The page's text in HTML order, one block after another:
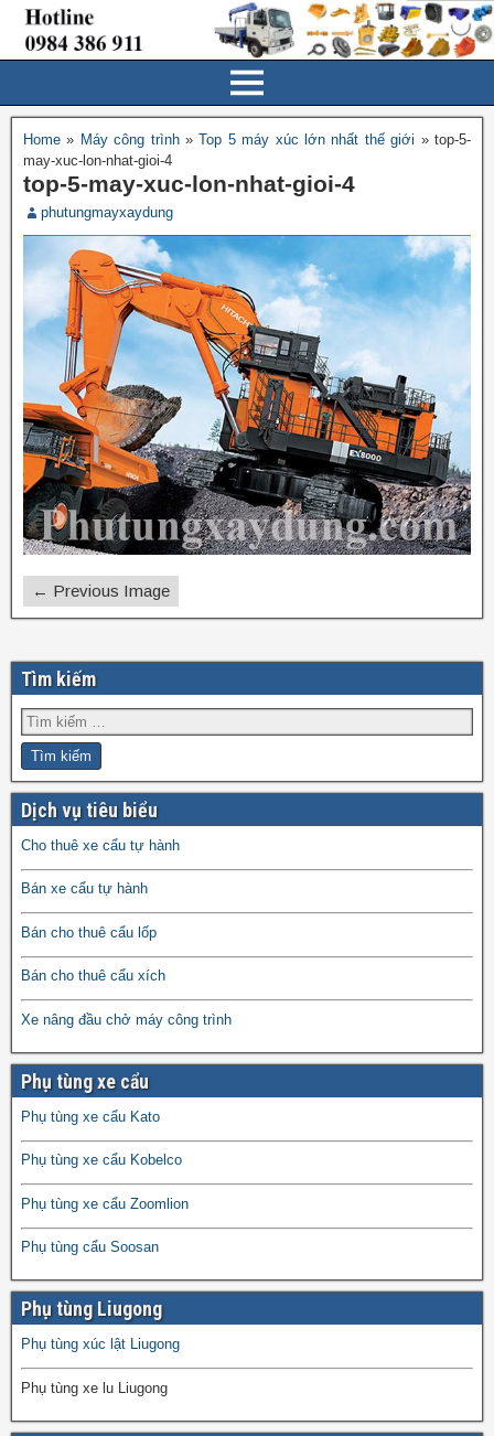
Home » Máy công trình»Top 5 máy xúc lớn nhất thế giới »top-5-
may-xuc-lon-nhat-gioi-4
top-5-may-xuc-lon-nhat-gioi-4
phutungmayxaydung
← Previous Image
Tìm kiếm
Dịch vụ tiêu biểu
Cho thuê xe cẩu tự hành
Bán xe cẩu tự hành
Bán cho thuê cẩu lốp
Bán cho thuê cẩu xích
Xe nâng đầu chở máy công trình
Phụ tùng xe cẩu
Phụ tùng xe cẩu Kato
Phụ tùng xe cẩu Kobelco
Phụ tùng xe cẩu Zoomlion
Phụ tùng cẩu Soosan
Phụ tùng Liugong
Phụ tùng xúc lật Liugong
Phụ tùng xe lu Liugong